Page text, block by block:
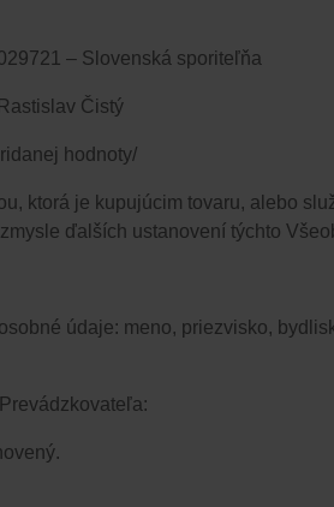
– Slovenská sporiteľňa
Čistý
hodnoty/
ktorá je kupujúcim tovaru, alebo
ďalších ustanovení týchto
údaje: meno, priezvisko,